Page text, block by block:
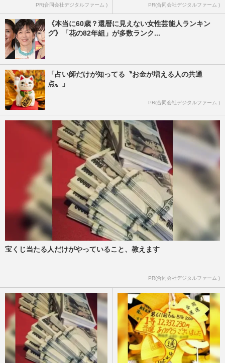
PR(合同会社デジタルファーム ) PR(合同会社デジタルファーム )
《本当に60歳？還暦に見えない女性芸能人ランキン
グ》「花の82年組」が多数ランク...
「占い師だけが知ってる〝お金が増える人の共通
点〟」
PR(合同会社デジタルファーム )
宝くじ当たる人だけがやっていること、教えます
PR(合同会社デジタルファーム )